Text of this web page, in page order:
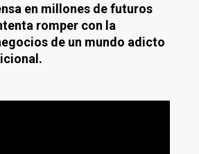
en millones de futuros
romper con la
de un mundo adicto